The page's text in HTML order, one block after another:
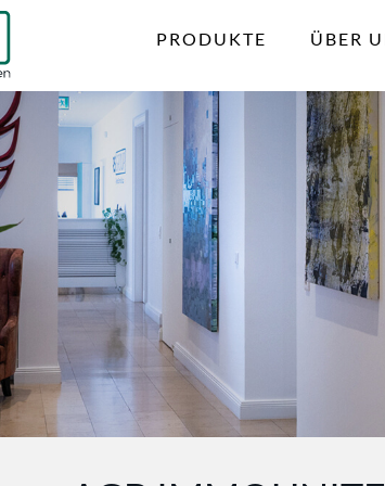
PRODUKTE ÜBER